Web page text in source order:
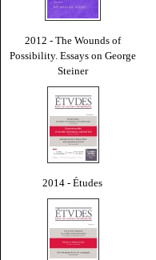
2012 - The Wounds of
Possibility. Essays on George
Steiner
2014 - Études